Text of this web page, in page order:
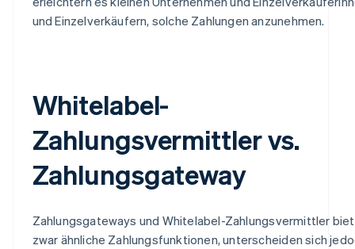
und Einzelverkäufern, solche Zahlungen anzunehmen.
Whitelabel-
Zahlungsvermittler vs.
Zahlungsgateway
Zahlungsgateways und Whitelabel-Zahlungsvermittler
zwar ähnliche Zahlungsfunktionen, unterscheiden sich